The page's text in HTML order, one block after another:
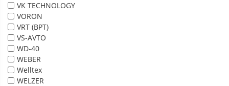
VK TECHNOLOGY
VORON
VRT (ВРТ)
VS-AVTO
WD-40
WEBER
Welltex
WELZER